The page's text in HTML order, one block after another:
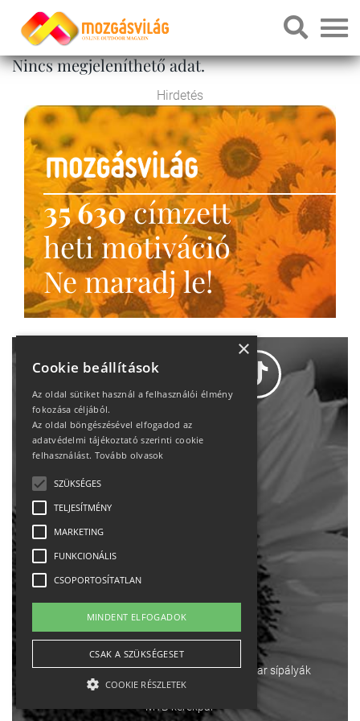
Nincs megjeleníthető adat.
Hirdetés
35 630címzett
heti motiváció
Ne maradj le!
Adatvédelem
Impresszum-kapcsolat
English
Ebike Osztrák sípályák Magyar sípályák
MTB kerékpár
×
Cookie beállítások
Az oldal sütiket használ a felhasználói élmény
fokozása céljából.
Az oldal böngészésével elfogadod az
adatvédelmi tájékoztató szerinti cookie
felhasználást. Tovább olvasok
SZÜKSÉGES
TELJESÍTMÉNY
MARKETING
FUNKCIONÁLIS
CSOPORTOSÍTATLAN
MINDENT ELFOGADOK
CSAK A SZÜKSÉGESET
COOKIE RÉSZLETEK